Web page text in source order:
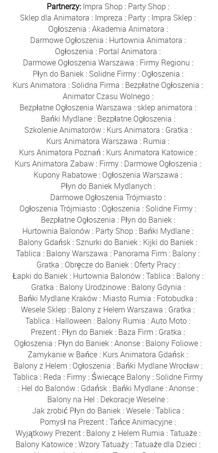
Partnerzy: Impra Shop : Party Shop :
Sklep dla Animatora : Impreza : Party : Impra Sklep :
Ogłoszenia :Akademia Animatora :
Darmowe Ogłoszenia : Hurtownia Animatora :
Ogłoszenia : Portal Animatora :
Darmowe Ogłoszenia Warszawa : Firmy Regionu :
Płyn do Baniek: Solidne Firmy: Ogłoszenia :
Kurs Animatora : Solidna Firma : Bezpłatne Ogłoszenia :
Animator Czasu Wolnego:
Bezpłatne Ogłoszenia Warszawa : sklep animatora :
Bańki Mydlane: Bezpłatne Ogłoszenia :
Szkolenie Animatorów: Kurs Animatora : Gratka :
Kurs Animatora Warszawa : Rumia :
Kurs Animatora Poznań : Kurs Animatora Katowice :
Kurs Animatora Zabaw : Firmy : Darmowe Ogłoszenia :
Kupony Rabatowe : Ogłoszenia Warszawa :
Płyn do Baniek Mydlanych :
Darmowe Ogłoszenia Trójmiasto :
Ogłoszenia Trójmiasto : Ogłoszenia : Solidne Firmy :
Bezpłatne Ogłoszenia : Płyn do Baniek:
Hurtownia Balonów : Party Shop : Bańki Mydlane :
Balony Gdańsk : Sznurki do Baniek : Kijki do Baniek :
Tablica : Balony Warszawa : Panorama Firm : Balony :
Gratka : Obręcze do Baniek: Oferty Pracy:
Łapki do Baniek: Hurtownia Balonów:Tablica : Balony:
Gratka : Balony Urodzinowe: Balony Gdynia :
Bańki Mydlane Kraków : Miasto Rumia : Fotobudka :
Wesele Sklep : Balony z Helem Warszawa : Gratka :
Tablica : Halloween : Balony Rumia :Auto Moto :
Prezent : Płyn do Baniek : Baza Firm : Gratka :
Ogłoszenia : Płyn do Baniek :Anonse : Balony Foliowe :
Zamykanie w Bańce : Kurs Animatora Gdańsk :
Balony z Helem : Ogłoszenia : Bańki Mydlane Wrocław:
Tablica : Reda : Firmy: Świecące Balony: Solidne Firmy
: Hel do Balonów: Gdańsk: Bańki Mydlane:Anonse:
Balony na Hel : Dekoracje Weselne :
Jak zrobić Płyn do Baniek:Wesele:Tablica :
Pomysł na Prezent :Tańce Animacyjne :
Wyjątkowy Prezent: Balony z Helem Rumia :Tatuaże:
Balony Katowice:Wzory Tatuaży:Tatuaże dla Dzieci :